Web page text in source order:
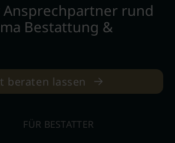
rund
Bestattung &
beraten lassen
FÜR BESTATTER